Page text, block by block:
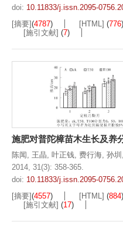
doi: 10.11833/j.issn.2095-
[摘要](4787) [HTML] (776)
[施引文献] (7)
施肥对普陀樟苗木生长及养
陈闻 王晶 叶正钱 费行海 孙圳
2014, 31(3): 358-365.
doi: 10.11833/j.issn.2095-
[摘要](4557) [HTML] (884)
[施引文献] (17)